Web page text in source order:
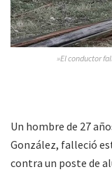
»El conductor
Un hombre de 27
González, falleció
contra un poste de